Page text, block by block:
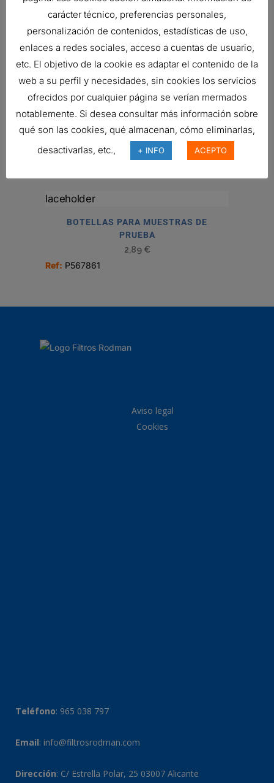
Ref:P572360
RESPIRADERO, CIL?NDRICO AIRE
Ref:P528234
MANÓMETRO
19,75 €
BOTELLAS PARA MUESTRAS DE
PRUEBA
2,89 €
Ref: P567861
Aviso legal
Cookies
Teléfono: 965 038 797
Email: info@filtrosrodman.com
Dirección: C/ Estrella Polar, 25 03007 Alicante
carácter técnico, preferencias personales,
personalización de contenidos, estadísticas de uso,
enlaces a redes sociales, acceso a cuentas de usuario,
etc. El objetivo de la cookie es adaptar el contenido de la
web a su perfil y necesidades, sin cookies los servicios
ofrecidos por cualquier página se verían mermados
notablemente. Si desea consultar más información sobre
qué son las cookies, qué almacenan, cómo eliminarlas,
desactivarlas, etc.,
+ INFO ACEPTO